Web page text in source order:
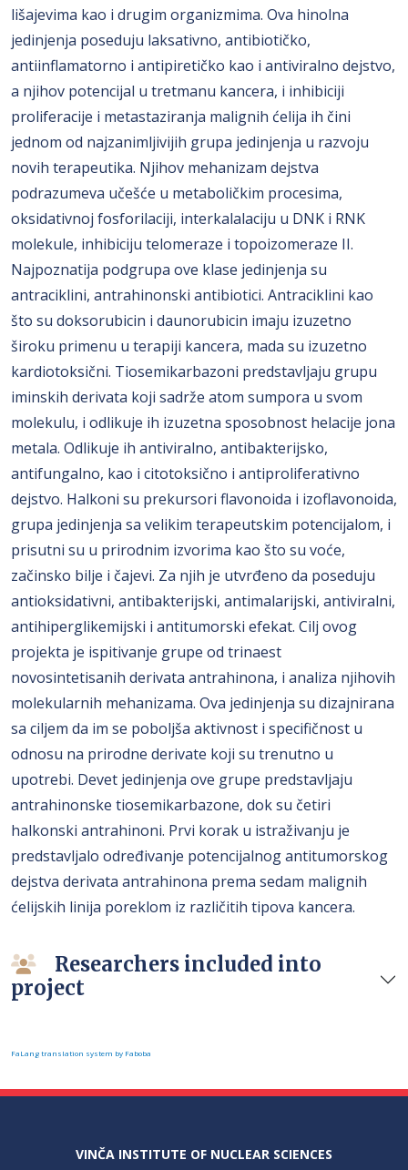
lišajevima kao i drugim organizmima. Ova hinolna
jedinjenja poseduju laksativno, antibiotičko,
antiinflamatorno i antipiretičko kao i antiviralno dejstvo,
a njihov potencijal u tretmanu kancera, i inhibiciji
proliferacije i metastaziranja malignih ćelija ih čini
jednom od najzanimljivijih grupa jedinjenja u razvoju
novih terapeutika. Njihov mehanizam dejstva
podrazumeva učešće u metaboličkim procesima,
oksidativnoj fosforilaciji, interkalalaciju u DNK i RNK
molekule, inhibiciju telomeraze i topoizomeraze II.
Najpoznatija podgrupa ove klase jedinjenja su
antraciklini, antrahinonski antibiotici. Antraciklini kao
što su doksorubicin i daunorubicin imaju izuzetno
široku primenu u terapiji kancera, mada su izuzetno
kardiotoksični. Tiosemikarbazoni predstavljaju grupu
iminskih derivata koji sadrže atom sumpora u svom
molekulu, i odlikuje ih izuzetna sposobnost helacije jona
metala. Odlikuje ih antiviralno, antibakterijsko,
antifungalno, kao i citotoksično i antiproliferativno
dejstvo. Halkoni su prekursori flavonoida i izoflavonoida,
grupa jedinjenja sa velikim terapeutskim potencijalom, i
prisutni su u prirodnim izvorima kao što su voće,
začinsko bilje i čajevi. Za njih je utvrđeno da poseduju
antioksidativni, antibakterijski, antimalarijski, antiviralni,
antihiperglikemijski i antitumorski efekat. Cilj ovog
projekta je ispitivanje grupe od trinaest
novosintetisanih derivata antrahinona, i analiza njihovih
molekularnih mehanizama. Ova jedinjenja su dizajnirana
sa ciljem da im se poboljša aktivnost i specifičnost u
odnosu na prirodne derivate koji su trenutno u
upotrebi. Devet jedinjenja ove grupe predstavljaju
antrahinonske tiosemikarbazone, dok su četiri
halkonski antrahinoni. Prvi korak u istraživanju je
predstavljalo određivanje potencijalnog antitumorskog
dejstva derivata antrahinona prema sedam malignih
ćelijskih linija poreklom iz različitih tipova kancera.
Researchers included into
project
FaLang translation system by Faboba
VINČA INSTITUTE OF NUCLEAR SCIENCES